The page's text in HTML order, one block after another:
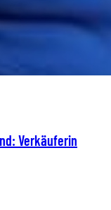
Verkäuferin